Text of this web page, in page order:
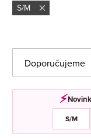
S/M
a
z
n
Doporučujeme
Nejlevnější
⚡︎
S/M